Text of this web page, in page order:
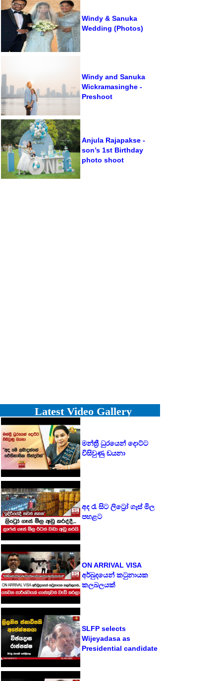
Windy & Sanuka
Wedding (Photos)
Windy and Sanuka
Wickramasinghe -
Preshoot
Anjula Rajapakse -
son’s 1st Birthday
photo shoot
Latest Video Gallery
මන්ත්‍රී ධුරයෙන් දොට්ට
විසිවුණු ඩයනා
අද රෑ සිට ලිට්‍රෝ ගෑස් මිල
පහළට
ON ARRIVAL VISA
අර්බුදයෙන් කටුනායක
කලබලයක්
SLFP selects
Wijeyadasa as
Presidential candidate